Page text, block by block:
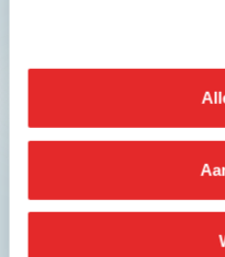
TAXI
Toekomstvisie
onmisbare